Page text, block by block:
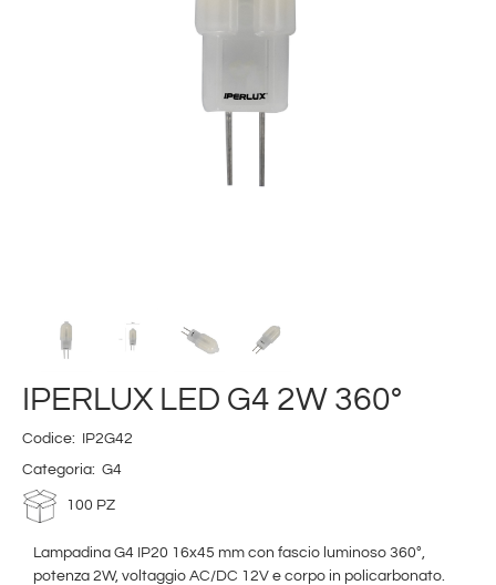
IPERLUX LED G4 2W 360°
Codice: IP2G42
Categoria: G4
100 PZ
Lampadina G4 IP20 16x45 mm con fascio luminoso 360°,
potenza 2W, voltaggio AC/DC 12V e corpo in policarbonato.